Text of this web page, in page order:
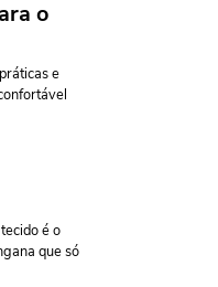
o
e
é o
que só